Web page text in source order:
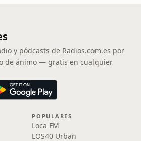
y pódcasts de Radios.com.es por
de ánimo — gratis en cualquier
POPULARES
Loca FM
LOS40 Urban